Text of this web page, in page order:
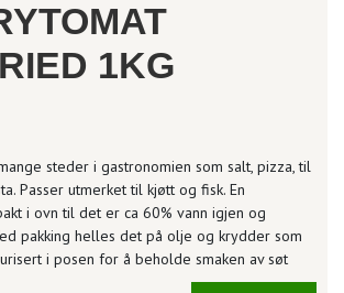
1KG
steder i gastronomien som salt, pizza, til
Passer utmerket til kjøtt og fisk. En
i ovn til det er ca 60% vann igjen og
pakking helles det på olje og krydder som
i posen for å beholde smaken av søt